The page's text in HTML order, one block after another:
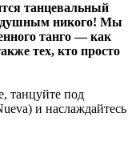
танцевальный
никого! Мы
танго — как
тех, кто просто
танцуйте под
и наслаждайтесь